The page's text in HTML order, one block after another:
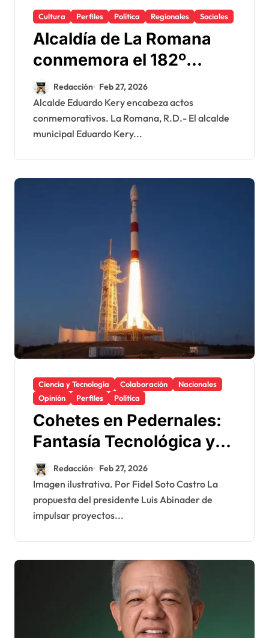
Cultura Perfiles Política Regionales Sociales
Alcaldía de La Romana
conmemora el 182º
aniversario de la
Independencia Nacional
Redacción Feb 27, 2026
Alcalde Eduardo Kery encabeza actos
conmemorativos. La Romana, R.D.- El alcalde
municipal Eduardo Kery...
Ciencia y Tecnología Colaboración
Nacionales
Opinión
Perfiles Política
Cohetes en Pedernales:
Fantasía Tecnológica y
Silencios Peligrosos
Redacción Feb 27, 2026
Imagen ilustrativa. Por Fidel Soto Castro La
propuesta del presidente Luis Abinader de
impulsar proyectos...